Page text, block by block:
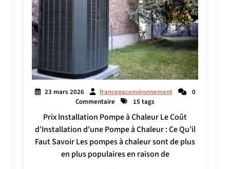
23 mars 2026 francepacenvironnement
0
Commentaire
15 tags
Prix Installation Pompe à Chaleur Le Coût
d’Installation d’une Pompe à Chaleur : Ce Qu’il
Faut Savoir Les pompes à chaleur sont de plus
en plus populaires en raison de